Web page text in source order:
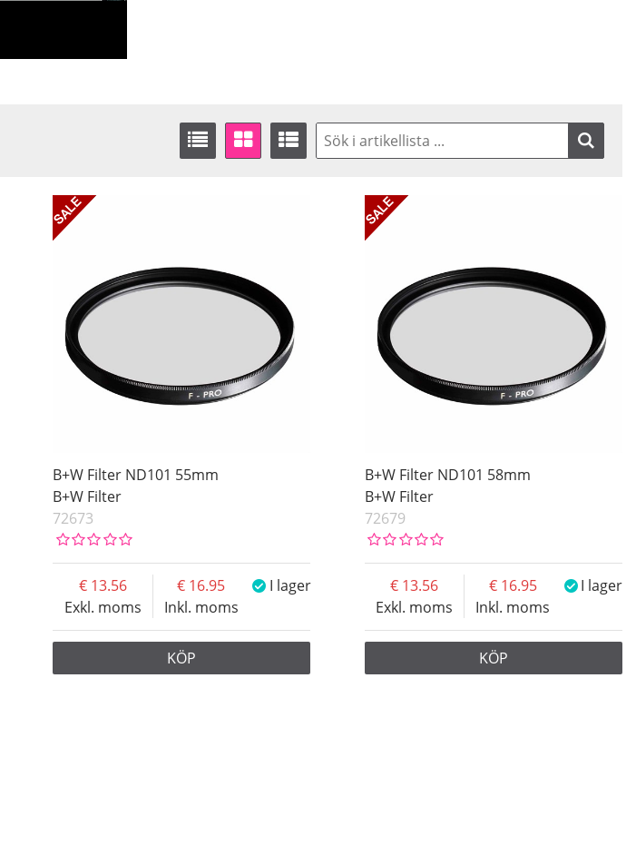
B+W Filter ND101 55mm
B+W Filter
72673
Exkl. moms
13.56
Inkl. moms
16.95 I lager
KÖP
B+W Filter ND101 58mm
B+W Filter
72679
Exkl. moms
13.56
Inkl. moms
16.95 I lager
KÖP